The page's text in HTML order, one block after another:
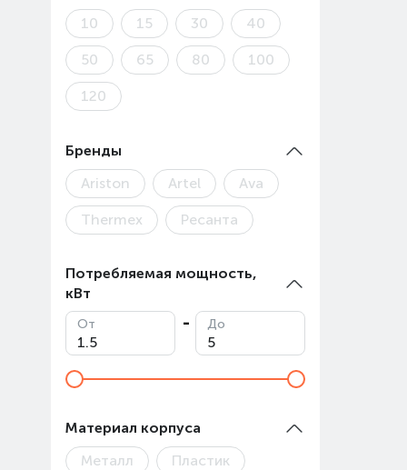
10
15 30 40
50 65 80 100
120
Бренды
Ariston
Artel Ava
Thermex Ресанта
Потребляемая мощность,
кВт
От До
Материал корпуса
Металл
Пластик